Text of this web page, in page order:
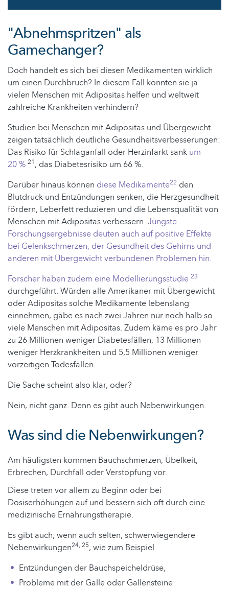
"Abnehmspritzen" als
Gamechanger?
Doch handelt es sich bei diesen Medikamenten wirklich
um einen Durchbruch? In diesem Fall könnten sie ja
vielen Menschen mit Adipositas helfen und weltweit
zahlreiche Krankheiten verhindern?
Studien bei Menschen mit Adipositas und Übergewicht
zeigen tatsächlich deutliche Gesundheitsverbesserungen:
Das Risiko für Schlaganfall oder Herzinfarkt sank um
20 % 21, das Diabetesrisiko um 66 %.
Darüber hinaus können diese Medikamente22 den
Blutdruck und Entzündungen senken, die Herzgesundheit
fördern, Leberfett reduzieren und die Lebensqualität von
Menschen mit Adipositas verbessern. Jüngste
Forschungsergebnisse deuten auch auf positive Effekte
bei Gelenkschmerzen, der Gesundheit des Gehirns und
anderen mit Übergewicht verbundenen Problemen hin.
Forscher haben zudem eine Modellierungsstudie 23
durchgeführt. Würden alle Amerikaner mit Übergewicht
oder Adipositas solche Medikamente lebenslang
einnehmen, gäbe es nach zwei Jahren nur noch halb so
viele Menschen mit Adipositas. Zudem käme es pro Jahr
zu 26 Millionen weniger Diabetesfällen, 13 Millionen
weniger Herzkrankheiten und 5,5 Millionen weniger
vorzeitigen Todesfällen.
Die Sache scheint also klar, oder?
Nein, nicht ganz. Denn es gibt auch Nebenwirkungen.
Was sind die Nebenwirkungen?
Am häufigsten kommen Bauchschmerzen, Übelkeit,
Erbrechen, Durchfall oder Verstopfung vor.
Diese treten vor allem zu Beginn oder bei
Dosiserhöhungen auf und bessern sich oft durch eine
medizinische Ernährungstherapie.
Es gibt auch, wenn auch selten, schwerwiegendere
Nebenwirkungen24, 25, wie zum Beispiel
Entzündungen der Bauchspeicheldrüse,
Probleme mit der Galle oder Gallensteine